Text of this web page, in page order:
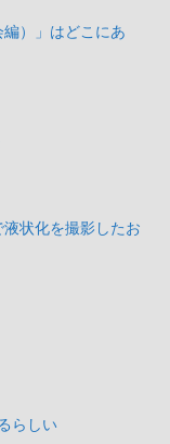
編）」はどこにあ
状化を撮影したお
らしい